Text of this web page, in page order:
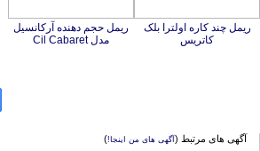
ریمل چند کاره اولترا بلک
کاتریس
ریمل حجم دهنده آرکانسیل
مدل Cil Cabaret
آگهی های مرتبط (آگهی های من اینجا!)